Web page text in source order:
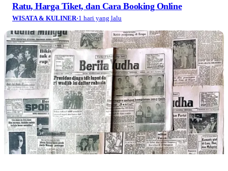
Ratu, Harga Tiket, dan Cara Booking Online
WISATA & KULINER·1 hari yang lalu